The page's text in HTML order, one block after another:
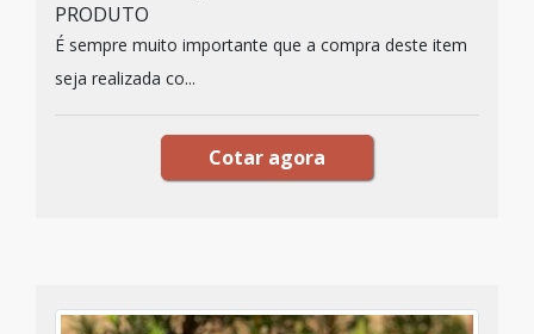
PRODUTO
É sempre muito importante que a compra deste item
seja realizada co...
Cotar agora